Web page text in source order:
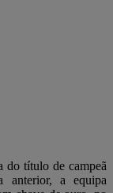
do título de campeã
anterior, a equipa